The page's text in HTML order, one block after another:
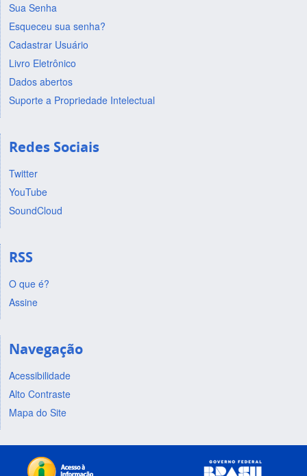
Sua Senha
Esqueceu sua senha?
Cadastrar Usuário
Livro Eletrônico
Dados abertos
Suporte a Propriedade Intelectual
Redes Sociais
Twitter
YouTube
SoundCloud
RSS
O que é?
Assine
Navegação
Acessibilidade
Alto Contraste
Mapa do Site